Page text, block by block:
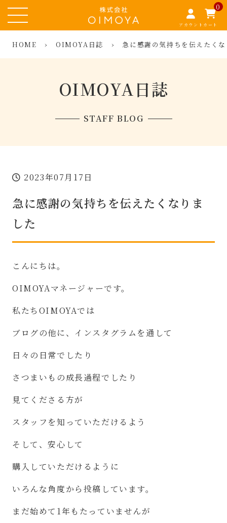
アカウント
0
カート
HOME › OIMOYA日誌 › 急に感謝の気持ちを伝えたく
OIMOYA日誌
STAFF BLOG
2023年07月17日
急に感謝の気持ちを伝えたくなりま
した
こんにちは。
OIMOYAマネージャーです。
私たち OIMOYAでは
ブログの他に、インスタグラムを通して
日々の日常でしたり
さつまいもの成長過程でしたり
見てくださる方が
スタッフを知っていただけるよう
そして、安心して
購入していただけるように
いろんな角度から投稿しています。
まだ始めて 1年もたっていませんが